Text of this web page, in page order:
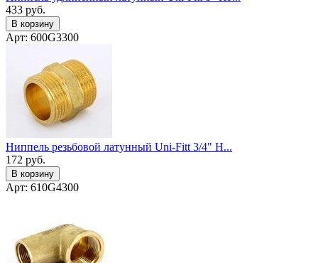
433 руб.
В корзину
Арт: 600G3300
Ниппель резьбовой латунный Uni-Fitt 3/4" Н...
172 руб.
В корзину
Арт: 610G4300